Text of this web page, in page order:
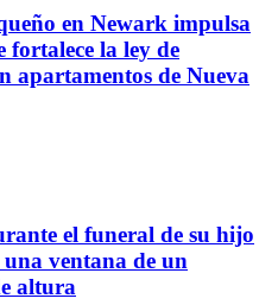
en Newark impulsa
fortalece la ley de
apartamentos de Nueva
el funeral de su hijo
una ventana de un
altura